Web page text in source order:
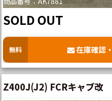
SOLD OUT
無料 在庫確認
Z400J(J2) FCRキャブ改